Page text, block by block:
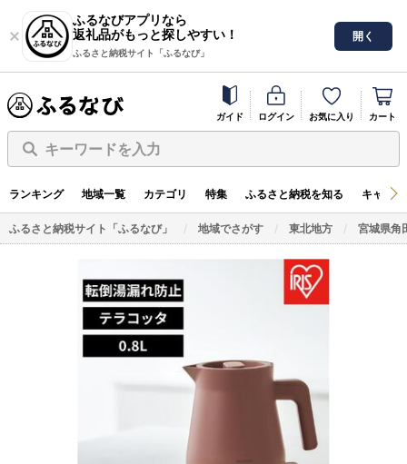
ふるなびアプリなら
返礼品がもっと探しやすい！
ふるさと納税サイト「ふるなび」
開く
ガイド ログイン お気に入り カート
キーワードを入力
ランキング 地域一覧 カテゴリ 特集 ふるさと納税を知る キャン
ふるさと納税サイト「ふるなび」 地域でさがす 東北地方 宮城県角